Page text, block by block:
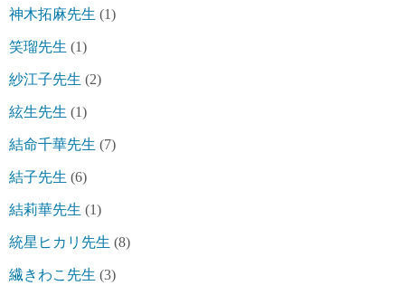
神木拓麻先生 (1)
笑瑠先生 (1)
紗江子先生 (2)
絃生先生 (1)
結命千華先生 (7)
結子先生 (6)
結莉華先生 (1)
統星ヒカリ先生 (8)
繊きわこ先生 (3)